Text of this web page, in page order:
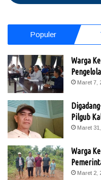
Populer
Warga
Maret 7,
Pilgub
Maret
Warga
Maret 2,